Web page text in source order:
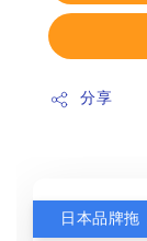
分享